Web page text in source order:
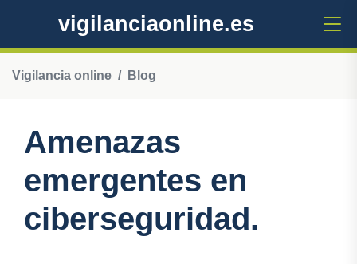
vigilanciaonline.es
Vigilancia online Blog
Amenazas
emergentes en
ciberseguridad.